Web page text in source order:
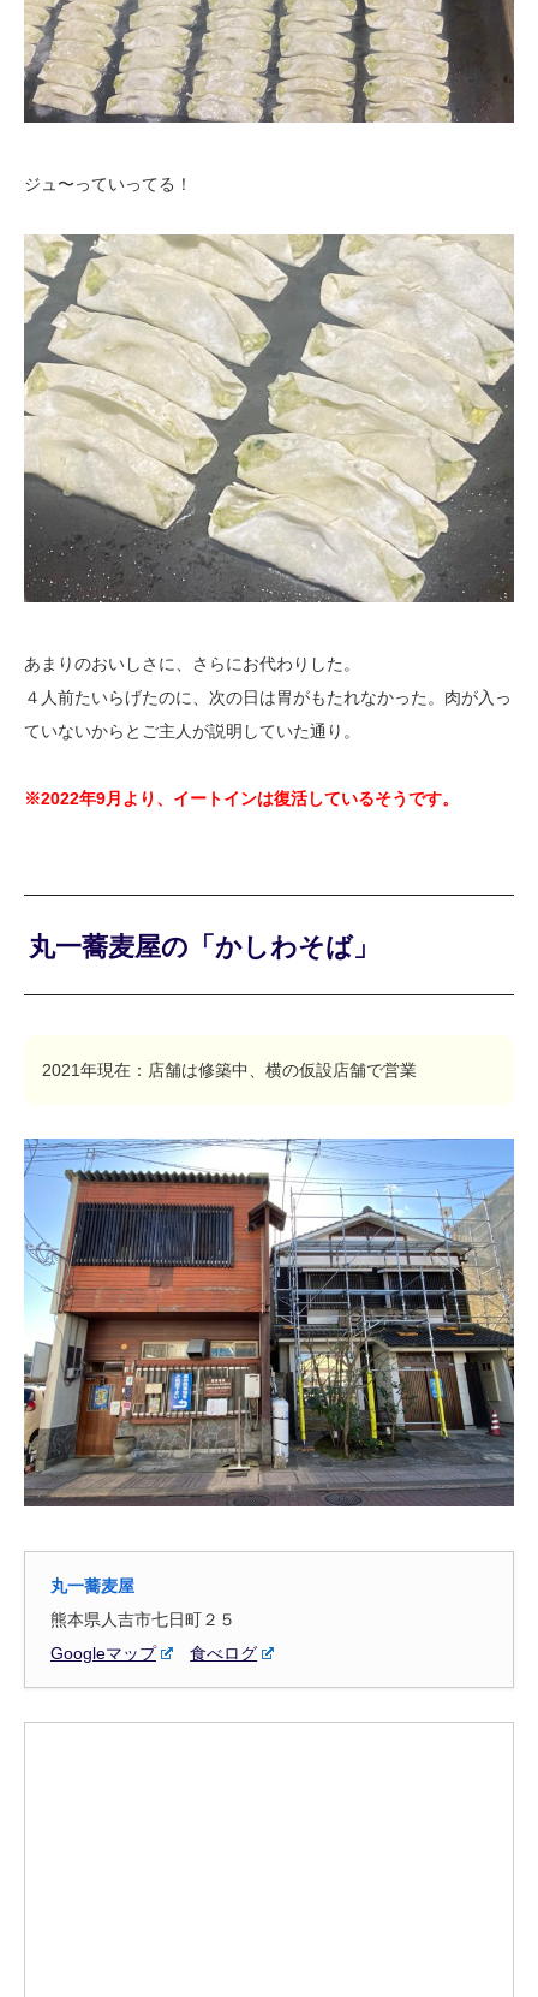
ジュ〜っていってる！
あまりのおいしさに、さらにお代わりした。
４人前たいらげたのに、次の日は胃がもたれなかった。肉が入っ
ていないからとご主人が説明していた通り。
※2022年9月より、イートインは復活しているそうです。
丸一蕎麦屋の「かしわそば」
2021年現在：店舗は修築中、横の仮設店舗で営業
丸一蕎麦屋
熊本県人吉市七日町２５
Googleマップ
食べログ